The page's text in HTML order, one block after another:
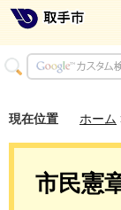
現在位置 ホーム
市民憲